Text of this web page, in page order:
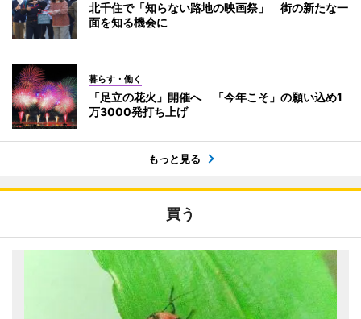
北千住で「知らない路地の映画祭」 街の新たな一
面を知る機会に
暮らす・働く
「足立の花火」開催へ 「今年こそ」の願い込め1
万3000発打ち上げ
もっと見る
買う